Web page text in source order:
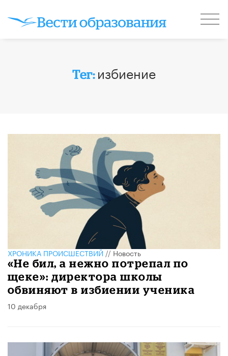
Тег: избиение
ХРОНИКА ПРОИСШЕСТВИЙ//Новость
«Не бил, а нежно потрепал по
щеке»: директора школы
обвиняют в избиении ученика
10 декабря